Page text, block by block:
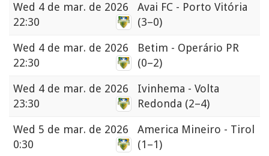
Wed 4 de mar. de 2026
22:30
Avai FC - Porto Vitória
(3–0)
Wed 4 de mar. de 2026
22:30
Betim - Operário PR
(0–2)
Wed 4 de mar. de 2026
23:30
Ivinhema - Volta
Redonda (2–4)
Wed 5 de mar. de 2026
0:30
America Mineiro - Tirol
(1–1)